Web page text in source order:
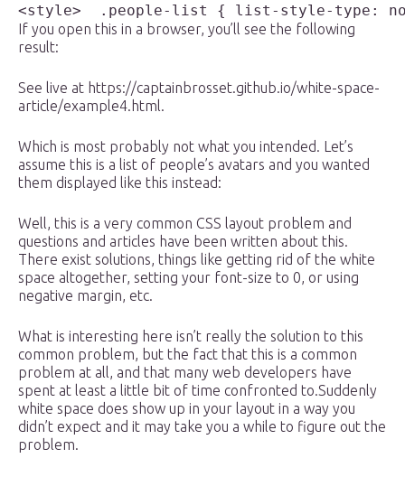
<style>  .people-list { list-style-type:
If you open this in a browser, you’ll see the following
result:
See live at https://captainbrosset.github.io/white-space-
article/example4.html.
Which is most probably not what you intended. Let’s
assume this is a list of people’s avatars and you wanted
them displayed like this instead:
Well, this is a very common CSS layout problem and
questions and articles have been written about this.
There exist solutions, things like getting rid of the white
space altogether, setting your font-size to 0, or using
negative margin, etc.
What is interesting here isn’t really the solution to this
common problem, but the fact that this is a common
problem at all, and that many web developers have
spent at least a little bit of time confronted to.Suddenly
white space does show up in your layout in a way you
didn’t expect and it may take you a while to figure out the
problem.